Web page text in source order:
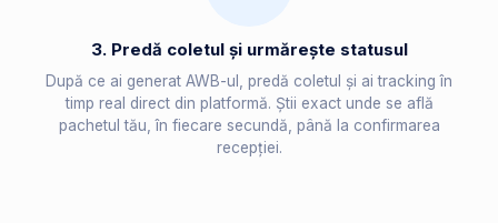
3. Predă coletul și urmărește statusul
După ce ai generat AWB-ul, predă coletul și ai tracking în
timp real direct din platformă. Știi exact unde se află
pachetul tău, în fiecare secundă, până la confirmarea
recepției.